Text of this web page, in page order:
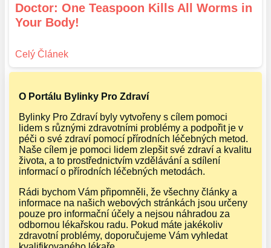
Doctor: One Teaspoon Kills All Worms in
Your Body!
O Portálu Bylinky Pro Zdraví
Bylinky Pro Zdraví byly vytvořeny s cílem pomoci
lidem s různými zdravotními problémy a podpořit je v
péči o své zdraví pomocí přírodních léčebných metod.
Naše cílem je pomoci lidem zlepšit své zdraví a kvalitu
života, a to prostřednictvím vzdělávání a sdílení
informací o přírodních léčebných metodách.
Rádi bychom Vám připomněli, že všechny články a
informace na našich webových stránkách jsou určeny
pouze pro informační účely a nejsou náhradou za
odbornou lékařskou radu. Pokud máte jakékoliv
zdravotní problémy, doporučujeme Vám vyhledat